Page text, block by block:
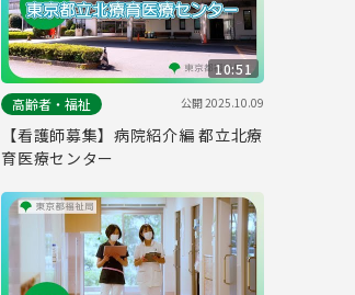
10:51
高齢者・福祉
公開2025.10.09
【看護師募集】病院紹介編 都立北療
育医療センター